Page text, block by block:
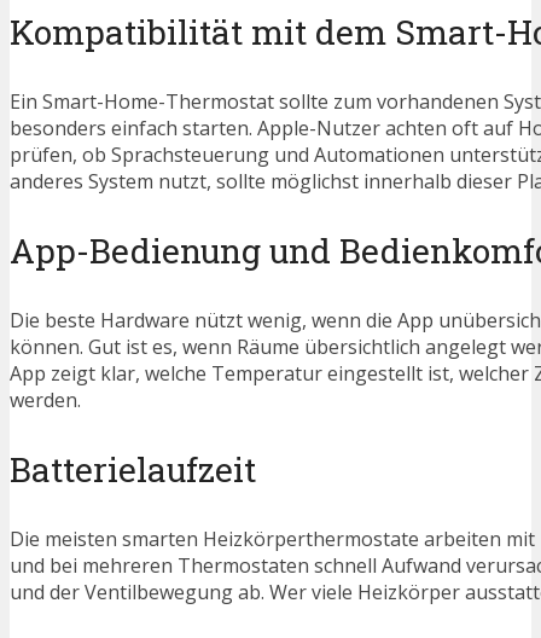
Kompatibilität mit dem Smart-
Ein Smart-Home-Thermostat sollte zum vorhandenen
besonders einfach starten. Apple-Nutzer achten oft auf
prüfen, ob Sprachsteuerung und Automationen
anderes System nutzt, sollte möglichst innerhalb dieser
App-Bedienung und
Die beste Hardware nützt wenig, wenn die App
können. Gut ist es, wenn Räume übersichtlich angelegt
App zeigt klar, welche Temperatur eingestellt ist,
werden.
Batterielaufzeit
Die meisten smarten Heizkörperthermostate arbeiten
und bei mehreren Thermostaten schnell Aufwand
und der Ventilbewegung ab. Wer viele Heizkörper